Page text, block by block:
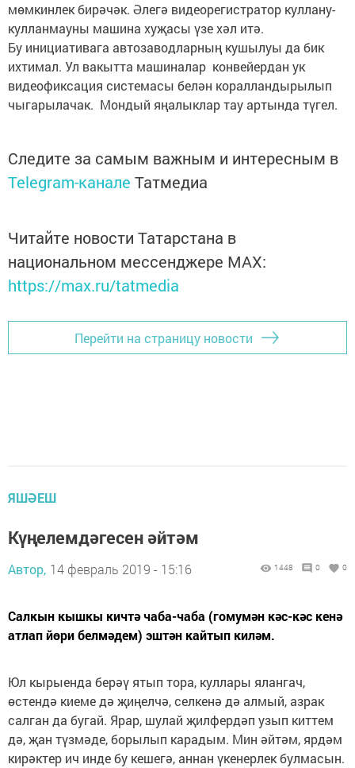
мөмкинлек бирәчәк. Әлегә видеорегистратор куллану-
кулланмауны машина хуҗасы үзе хәл итә.
Бу инициативага автозаводларның кушылуы да бик
ихтимал. Ул вакытта машиналар конвейердан ук
видеофиксация системасы белән коралландырылып
чыгарылачак. Мондый яңалыклар тау артында түгел.
Следите за самым важным и интересным в
Telegram-канале Татмедиа
Читайте новости Татарстана в
национальном мессенджере MАХ:
https://max.ru/tatmedia
Перейти на страницу новости
ЯШӘЕШ
Күңелемдәгесен әйтәм
Автор, 14 февраль 2019 - 15:16 1448 0 0
Салкын кышкы кичтә чаба-чаба (гомумән кәс-кәс кенә
атлап йөри белмәдем) эштән кайтып киләм.
Юл кырыенда берәү ятып тора, куллары ялангач,
өстендә киеме дә җиңелчә, селкенә дә алмый, азрак
салган да бугай. Ярар, шулай җилфердәп узып киттем
дә, җан түзмәде, борылып карадым. Мин әйтәм, ярдәм
кирәктер ич инде бу кешегә, аннан үкенерлек булмасын.